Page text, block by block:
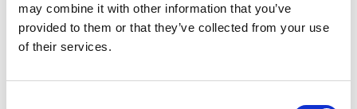
may combine it with other information that you’ve
provided to them or that they’ve collected from your use
of their services.
€ 15000
RESPONSABILE DEL PROCEDIMENTO:
Agostini Nevio
Affidamento diretto